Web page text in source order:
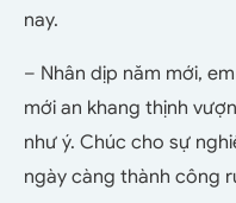
nay.
– Nhân dịp năm mới,
mới an khang thịnh
như ý. Chúc cho sự
ngày càng thành công